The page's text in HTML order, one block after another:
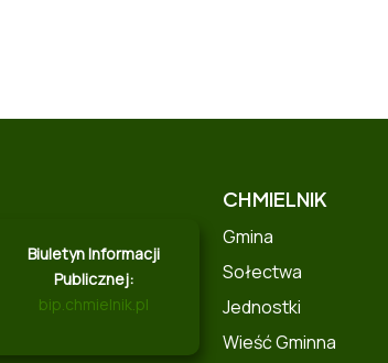
Biuletyn Informacji
Publicznej:
bip.chmielnik.pl
CHMIELNIK
Gmina
Sołectwa
Jednostki
Wieść Gminna